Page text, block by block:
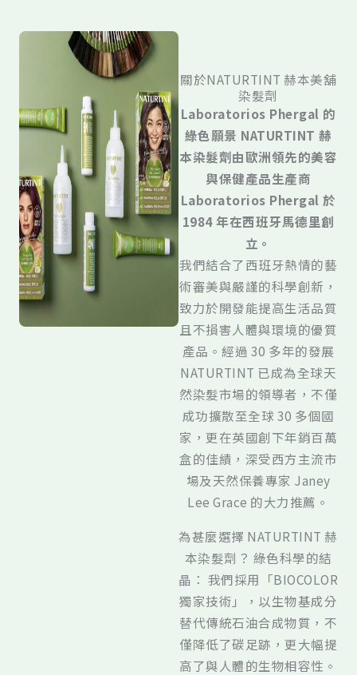
關於NATURTINT 赫本美舖
染髮劑
Laboratorios Phergal 的
綠色願景 NATURTINT 赫
本染髮劑由歐洲領先的美容
與保健產品生產商
Laboratorios Phergal 於
1984 年在西班牙馬德里創
立。
我們結合了西班牙熱情的藝
術審美與嚴謹的科學創新，
致力於開發能提高生活品質
且不損害人體與環境的優質
產品。經過 30 多年的發展
NATURTINT 已成為全球天
然染髮市場的領導者，不僅
成功擴散至全球 30 多個國
家，更在英國創下年銷百萬
盒的佳績，深受西方主流市
場及天然保養專家 Janey
Lee Grace 的大力推薦。
為甚麼選擇 NATURTINT 赫
本染髮劑？ 綠色科學的結
晶： 我們採用「BIOCOLOR
獨家技術」，以生物基成分
替代傳統石油合成物質，不
僅降低了碳足跡，更大幅提
高了與人體的生物相容性。